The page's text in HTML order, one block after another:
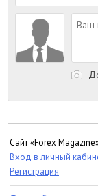
Сайт «Forex
Вход в личный
Регистрация